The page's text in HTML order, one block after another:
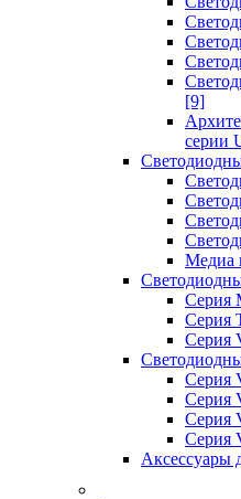
[9]
серии
Медиа
Серия
Серия
Серия
Серия
Серия
Серия
Серия
Аксессуары